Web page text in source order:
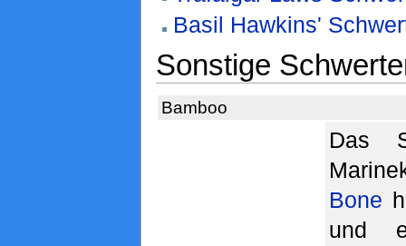
Basil Hawkins'
Sonstige
Bamboo
Das
Bone
und